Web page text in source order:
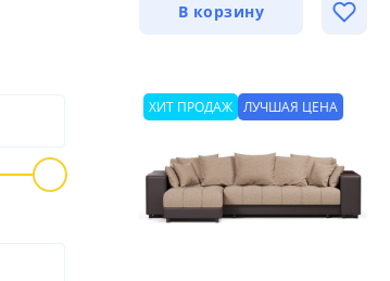
В корзину
ХИТ ПРОДАЖ ЛУЧШАЯ ЦЕНА